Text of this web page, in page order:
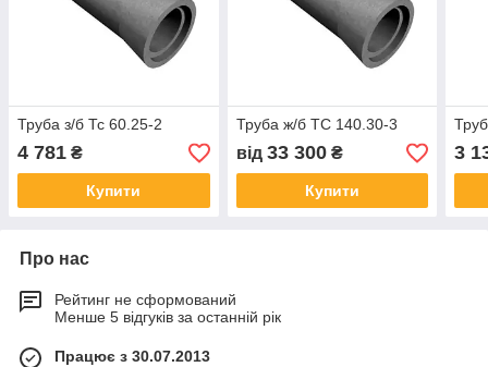
Труба з/б Тс 60.25-2
4 781 ₴
Купити
Труба ж/б ТС 140.30-3
від 33 300₴
Купити
3
Про нас
Рейтинг не сформований
Менше 5 відгуків за останній рік
Працює з 30.07.2013